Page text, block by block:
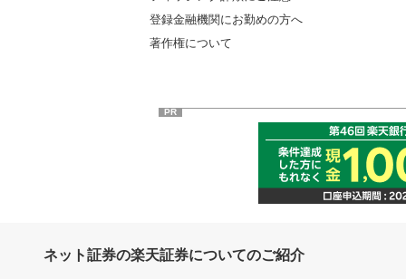
登録金融機関にお勤めの方へ
著作権について
PR
ネット証券の楽天証券についてのご紹介